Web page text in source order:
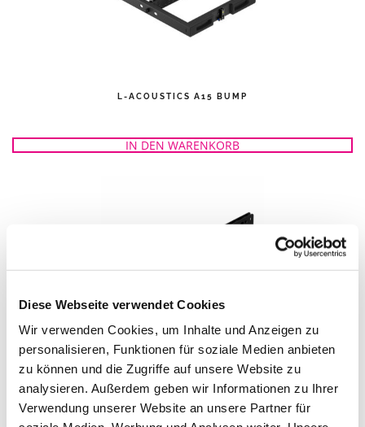
Diese Webseite verwendet Cookies
Wir verwenden Cookies, um Inhalte und Anzeigen zu
personalisieren, Funktionen für soziale Medien anbieten
zu können und die Zugriffe auf unsere Website zu
analysieren. Außerdem geben wir Informationen zu Ihrer
Verwendung unserer Website an unsere Partner für
L-ACOUSTICS A15 BUMP
IN DEN WARENKORB
IN DEN WARENKORB